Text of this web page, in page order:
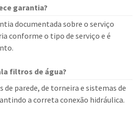
garantia?
documentada sobre o serviço
conforme o tipo de serviço e é
filtros de água?
parede, de torneira e sistemas de
a correta conexão hidráulica.